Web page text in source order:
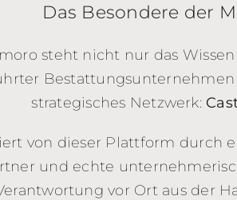
Das Besondere der
steht nicht nur das
Bestattungsunternehmen
strategisches Netzwerk:
von dieser Plattform durch
und echte
vor Ort aus der